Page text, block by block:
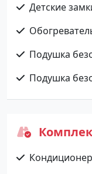
Детские
Подушка
Подушка
Кондиционер